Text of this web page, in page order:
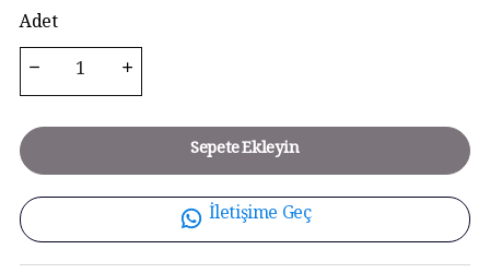
Adet
Sepete Ekleyin
İletişime Geç